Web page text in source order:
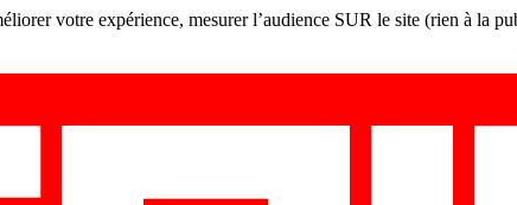
votre expérience, mesurer l’audience SUR le site (rien à la